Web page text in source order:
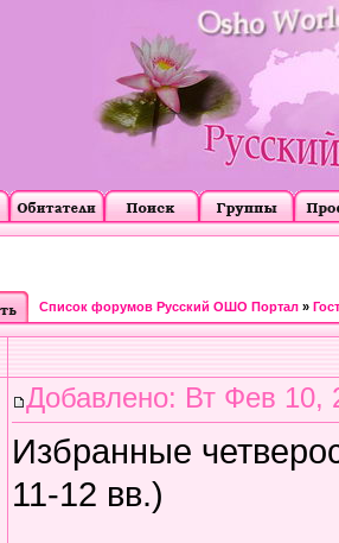
Список форумов Русский ОШО Портал »
Добавлено: Вт Фев 10,
Избранные
11-12 вв.)